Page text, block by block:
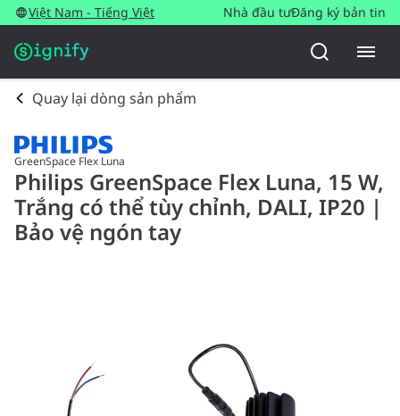
Việt Nam - Tiếng Việt Nhà đầu tưĐăng ký bản tin
Quay lại dòng sản phẩm
GreenSpace Flex Luna
Philips GreenSpace Flex Luna, 15 W,
Trắng có thể tùy chỉnh, DALI, IP20 |
Bảo vệ ngón tay